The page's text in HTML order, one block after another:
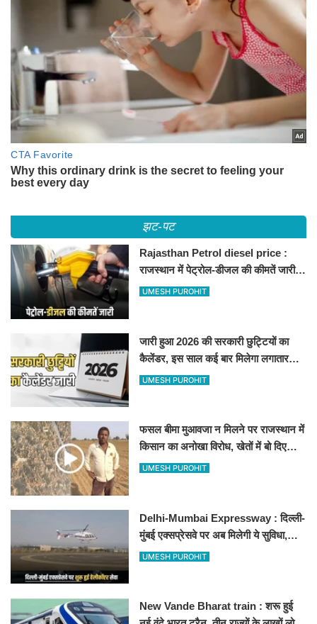
झट-पट
Rajasthan Petrol diesel price :
राजस्थान में पेट्रोल-डीजल की कीमतें जारी,
जानिए बीकानेर समेत पुरे प्रदेश में नए रेट
UMESH PUROHIT
जारी हुआ 2026 की सरकारी छुट्टियों का
कैलेंडर, इस साल कई बार मिलेगा लगातार
अवकाश, देखें
UMESH PUROHIT
फसल बीमा मुआवजा न मिलने पर राजस्थान में
किसान का अनोखा विरोध, खेतों में बो दिए
500-500 रुपए के नोट, वीडियो वायरल
UMESH PUROHIT
Delhi-Mumbai Expressway : दिल्ली-
मुंबई एक्सप्रेसवे पर अब मिलेगी ये सुविधा,
हेलीकॉप्टर सर्विस से तुरंत घायल पहुंचेगा
UMESH PUROHIT
New Vande Bharat train : शरू हुई